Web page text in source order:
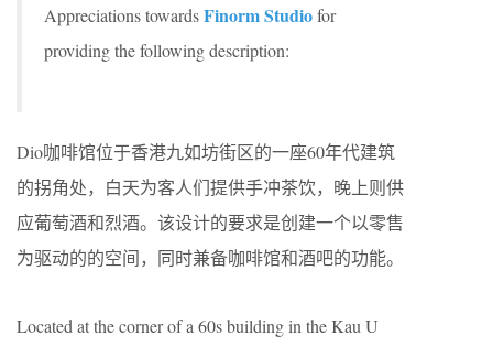
Appreciations towardsFinorm Studiofor
providing the following description:
Dio咖啡馆位于香港九如坊街区的一座60年代建筑
的拐角处，白天为客人们提供手冲茶饮，晚上则供
应葡萄酒和烈酒。该设计的要求是创建一个以零售
为驱动的的空间，同时兼备咖啡馆和酒吧的功能。
Located at the corner of a 60s building in the Kau U